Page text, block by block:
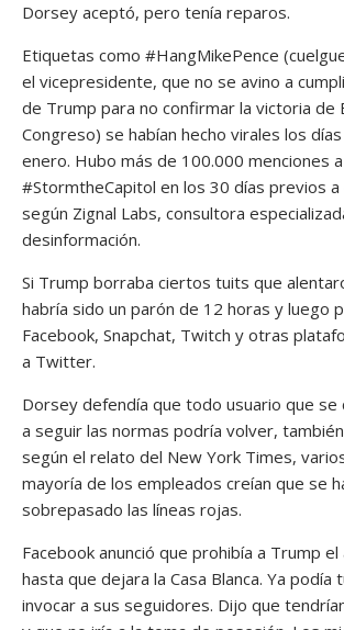
Dorsey aceptó, pero tenía reparos.
Etiquetas como #HangMikePence
el vicepresidente, que no se avino a
de Trump para no confirmar la victoria de
Congreso) se habían hecho virales los
enero. Hubo más de 100.000 menciones
#StormtheCapitol en los 30 días previos a
según Zignal Labs, consultora
desinformación.
Si Trump borraba ciertos tuits que
habría sido un parón de 12 horas y luego
Facebook, Snapchat, Twitch y otras
a Twitter.
Dorsey defendía que todo usuario que
a seguir las normas podría volver,
según el relato del New York Times,
mayoría de los empleados creían que se
sobrepasado las líneas rojas.
Facebook anunció que prohibía a Trump
hasta que dejara la Casa Blanca. Ya podía
invocar a sus seguidores. Dijo que